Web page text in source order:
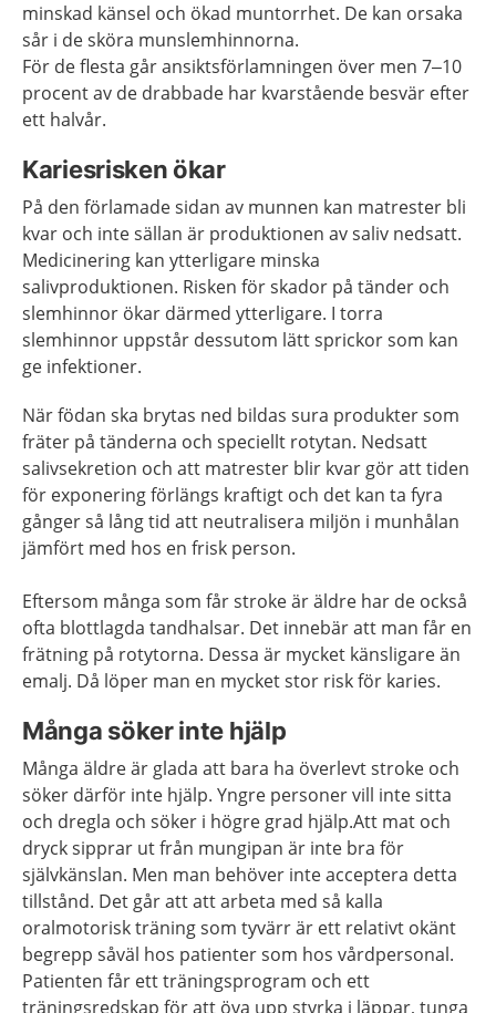
minskad känsel och ökad muntorrhet. De kan orsaka
sår i de sköra munslemhinnorna.
För de flesta går ansiktsförlamningen över men 7–10
procent av de drabbade har kvarstående besvär efter
ett halvår.
Kariesrisken ökar
På den förlamade sidan av munnen kan matrester bli
kvar och inte sällan är produktionen av saliv nedsatt.
Medicinering kan ytterligare minska
salivproduktionen. Risken för skador på tänder och
slemhinnor ökar därmed ytterligare. I torra
slemhinnor uppstår dessutom lätt sprickor som kan
ge infektioner.
När födan ska brytas ned bildas sura produkter som
fräter på tänderna och speciellt rotytan. Nedsatt
salivsekretion och att matrester blir kvar gör att tiden
för exponering förlängs kraftigt och det kan ta fyra
gånger så lång tid att neutralisera miljön i munhålan
jämfört med hos en frisk person.
Eftersom många som får stroke är äldre har de också
ofta blottlagda tandhalsar. Det innebär att man får en
frätning på rotytorna. Dessa är mycket känsligare än
emalj. Då löper man en mycket stor risk för karies.
Många söker inte hjälp
Många äldre är glada att bara ha överlevt stroke och
söker därför inte hjälp. Yngre personer vill inte sitta
och dregla och söker i högre grad hjälp.Att mat och
dryck sipprar ut från mungipan är inte bra för
självkänslan. Men man behöver inte acceptera detta
tillstånd. Det går att att arbeta med så kalla
oralmotorisk träning som tyvärr är ett relativt okänt
begrepp såväl hos patienter som hos vårdpersonal.
Patienten får ett träningsprogram och ett
träningsredskap för att öva upp styrka i läppar, tunga